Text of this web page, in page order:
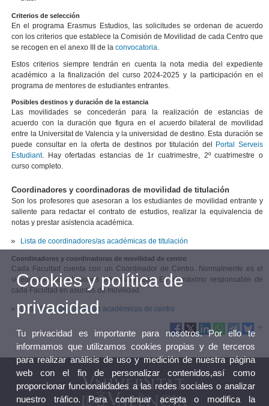
Criterios de selección
En el programa Erasmus Estudios, las solicitudes se ordenan de acuerdo
con los criterios que establece la Comisión de Movilidad de cada Centro que
se recogen en el anexo III de la convocatoria.
Estos criterios siempre tendrán en cuenta la nota media del expediente
académico a la finalización del curso 2024-2025 y la participación en el
programa de mentores de estudiantes entrantes.
Posibles destinos y duración de la estancia
Las movilidades se concederán para la realización de estancias de
acuerdo con la duración que figura en el acuerdo bilateral de movilidad
entre la Universitat de Valencia y la universidad de destino. Esta duración se
puede consultar en la oferta de destinos por titulación del
Portal Serveis
Estudiant. Hay ofertadas estancias de 1r cuatrimestre, 2º cuatrimestre o
curso completo.
Coordinadores y coordinadoras de movilidad de titulación
Son los profesores que asesoran a los estudiantes de movilidad entrante y
saliente para redactar el contrato de estudios, realizar la equivalencia de
notas y prestar asistencia académica.
Lista de coordinadores/as académicas de titulación
Coordinadores y coordinadoras de movilidad de centro
Cada Facultad cuenta con un Coordinador de Centro. Normalmente es el
vicedecano de relaciones internacionales. Es el máximo responsable de
cada Facultad en asuntos de movilidad.
Lista de cordinadores/as académicas de centro
Cookies y política de
privacidad
Tu privacidad es importante para nosotros. Por ello te
informamos que utilizamos cookies propias y de terceros
para realizar análisis de uso y medición de nuestra página
web con el fin de personalizar contenidos,así como
proporcionar funcionalidades a las redes sociales o analizar
nuestro tráfico. Para continuar acepta o modifica la